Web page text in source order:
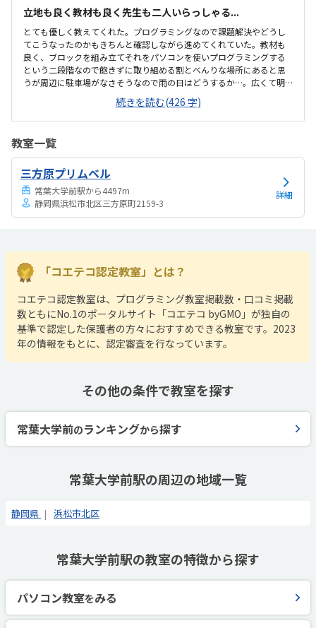
立地も良く教材も良く先生も二人いらっしゃる...
とても優しく教えてくれた。プログラミングなので課題解決やどうし
てこうなったのかもきちんと確認しながら進めてくれていた。教材も
良く、ブロックを組み立てそれをパソコンを使いプログラミングする
という二段階なので飽きずに取り組める割とべんりな場所にあると思
うが周辺に駐車場がなさそうなので雨の日はどうするか…。広くて明
るい。レンタルルームとして使われているようなので広すぎるくら
い、リラックスして授業を受けられた。時間と料金の提示が曖昧な所
があった。休んだ場合は振替等はなく次回はその2コマは飛ばして次の
るとの話だったので集中力が持つかどうか気になった。月1度と思うと
月謝は高いと感じる。一人の生徒に二人の先生になる予定ですとのこ
とで贅沢すぎるなと思う反面一緒に学ぶ友達がいるともっと良いなと
思った。教材カリキュラムは問題ないが、教材が良い...
続きを読む(426 字)
教室一覧
三方原プリムベル
常葉大学前駅から4497m
静岡県浜松市北区三方原町2159-3
詳細
「コエテコ認定教室」とは？
コエテコ認定教室は、プログラミング教室掲載数・口コミ掲載
数ともにNo.1のポータルサイト「コエテコ byGMO」が独自の
基準で認定した保護者の方々におすすめできる教室です。2023
年の情報をもとに、認定審査を行なっています。
その他の条件で教室を探す
常葉大学前のランキングから探す
常葉大学前駅の周辺の地域一覧
静岡県 浜松市北区
常葉大学前駅の教室の特徴から探す
パソコン教室をみる